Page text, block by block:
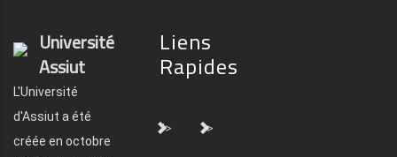
Université
Assiut
L'Université
d'Assiut a été
créée en octobre
Liens
Rapides
"> ">